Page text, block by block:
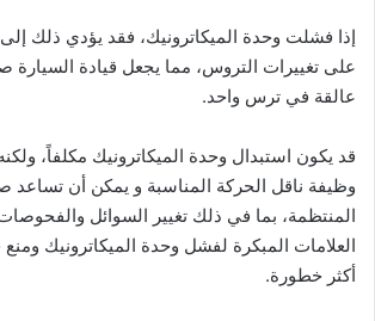
إذا فشلت وحدة الميكاترونيك، فقد يؤدي ذلك
على تغييرات التروس، مما يجعل قيادة السيارة
عالقة في ترس واحد.
قد يكون استبدال وحدة الميكاترونيك مكلفاً،
وظيفة ناقل الحركة المناسبة و يمكن أن تساعد
المنتظمة، بما في ذلك تغيير السوائل
العلامات المبكرة لفشل وحدة الميكاترونيك
أكثر خطورة.